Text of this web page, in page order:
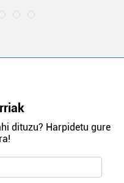
dituzu? Harpidetu gure